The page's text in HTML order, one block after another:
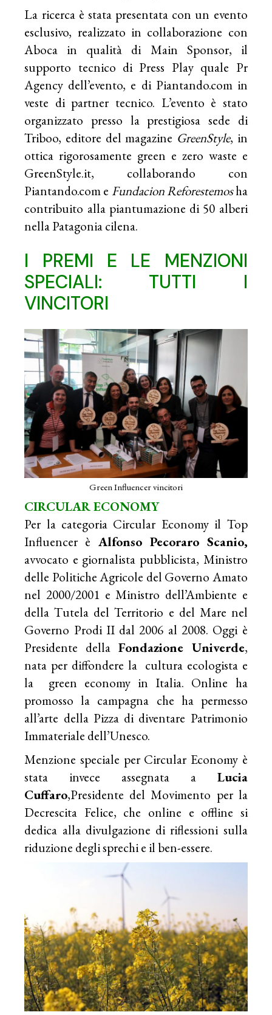
La ricerca è stata presentata con un evento
esclusivo, realizzato in collaborazione con
Aboca in qualità di Main Sponsor, il
supporto tecnico di Press Play quale Pr
Agency dell’evento, e di Piantando.com in
veste di partner tecnico. L’evento è stato
organizzato presso la prestigiosa sede di
Triboo, editore del magazine GreenStyle, in
ottica rigorosamente green e zero waste e
GreenStyle.it, collaborando con
Piantando.com e Fundacion Reforestemosha
contribuito alla piantumazione di 50 alberi
nella Patagonia cilena.
I PREMI E LE MENZIONI
SPECIALI: TUTTI I
VINCITORI
Green Influencer vincitori
CIRCULAR ECONOMY
Per la categoria Circular Economy il Top
Influencer è Alfonso Pecoraro Scanio,
avvocato e giornalista pubblicista, Ministro
delle Politiche Agricole del Governo Amato
nel 2000/2001 e Ministro dell’Ambiente e
della Tutela del Territorio e del Mare nel
Governo Prodi II dal 2006 al 2008. Oggi è
Presidente dellaFondazione Univerde,
nata per diffondere la cultura ecologista e
la green economy in Italia. Online ha
promosso la campagna che ha permesso
all’arte della Pizza di diventare Patrimonio
Immateriale dell’Unesco.
Menzione speciale per Circular Economy è
stata invece assegnata a Lucia
Cuffaro,Presidente del Movimento per la
Decrescita Felice, che online e offline si
dedica alla divulgazione di riflessioni sulla
riduzione degli sprechi e il ben-essere.